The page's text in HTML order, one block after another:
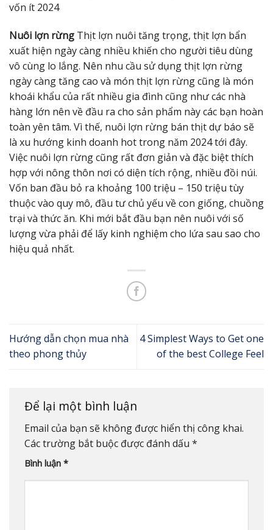
vốn ít 2024
Nuôi lợn rừng Thịt lợn nuôi tăng trọng, thịt lợn bẩn
xuất hiện ngày càng nhiều khiến cho người tiêu dùng
vô cùng lo lắng. Nên nhu cầu sử dụng thịt lợn rừng
ngày càng tăng cao và món thịt lợn rừng cũng là món
khoái khẩu của rất nhiều gia đình cũng như các nhà
hàng lớn nên về đầu ra cho sản phẩm này các bạn hoàn
toàn yên tâm. Vì thế, nuôi lợn rừng bán thịt dự báo sẽ
là xu hướng kinh doanh hot trong năm 2024 tới đây.
Việc nuôi lợn rừng cũng rất đơn giản và đặc biệt thích
hợp với nông thôn nơi có diện tích rộng, nhiều đồi núi.
Vốn ban đầu bỏ ra khoảng 100 triệu – 150 triệu tùy
thuộc vào quy mô, đầu tư chủ yếu về con giống, chuồng
trại và thức ăn. Khi mới bắt đầu bạn nên nuôi với số
lượng vừa phải để lấy kinh nghiệm cho lứa sau sao cho
hiệu quả nhất.
Hướng dẫn chọn mua nhà
theo phong thủy
4 Simplest Ways to Get one
of the best College Feel
Để lại một bình luận
Email của bạn sẽ không được hiển thị công khai.
Các trường bắt buộc được đánh dấu *
Bình luận *